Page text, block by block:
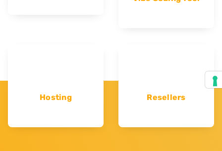
Hosting Resellers